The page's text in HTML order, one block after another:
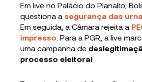
Em live no Palácio do Planalto,
questiona a segurança das
Em seguida, a Câmara rejeita a
impresso . Para a PGR, a live
uma campanha de
processo eleitoral